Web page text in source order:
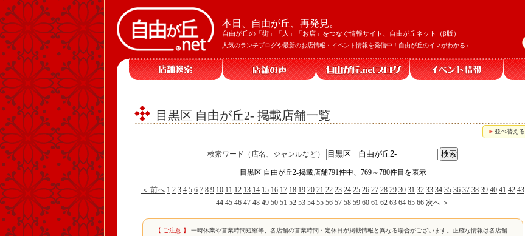
本日、自由が丘、再発見。
自由が丘の「街」「人」「お店」をつなぐ情報サイト、自由が丘ネット（β版）
人気のランチブログや最新のお店情報・イベント情報を発信中！自由が丘のイマがわかる♪
目黒区 自由が丘2- 掲載店舗一覧
並べ替える
検索ワード（店名、ジャンルなど）
目黒区 自由が丘2-掲載店舗791件中、769～780件目を表示
＜ 前へ 1 2 3 4 5 6 7 8 9 10 11 12 13 14 15 16 17 18 19 20 21 22 23 24 25 26 27 28 29 30 31 32 33 34 35 36 37 38 39 40 41 42 43
44 45 46 47 48 49 50 51 52 53 54 55 56 57 58 59 60 61 62 63 64 65 66 次へ ＞
【 ご注意 】
一時休業や営業時間短縮等、各店舗の営業時間・定休日が掲載情報と異なる場合がございます。正確な情報は各店舗